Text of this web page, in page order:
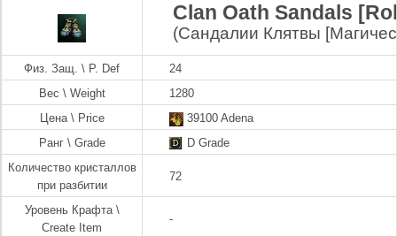
Clan Oath Sandals
(Сандалии Клятвы
Физ. Защ. \ P. Def
24
Вес \ Weight
1280
Цена \ Price
39100 Adena
Ранг \ Grade
D Grade
Количество кристаллов
при разбитии
72
Уровень Крафта \
Create Item
-